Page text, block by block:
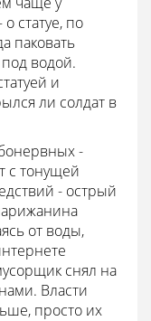
статуе, по
паковать
водой.
и
ли солдат в
-
с тонущей
- острый
от воды,
снял на
Власти
просто их